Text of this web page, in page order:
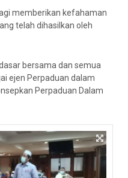
memberikan kefahaman
telah dihasilkan oleh
bersama dan semua
ejen Perpaduan dalam
Perpaduan Dalam